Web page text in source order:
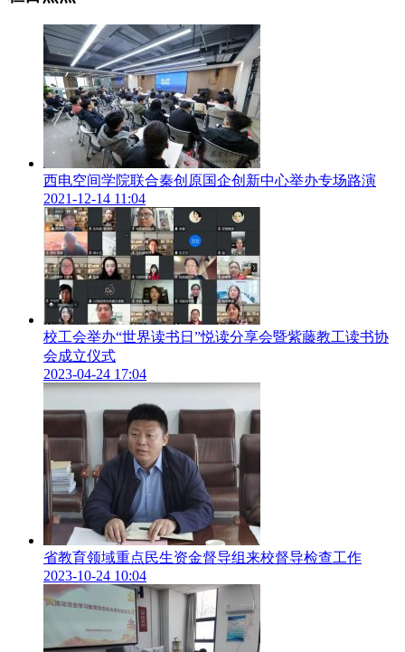
苏州产学研氛围良好、产业资源多元、创新创业投资活跃，为
青年创新创业人才保驾护航，把创新的“金点子”转变成发展
业，以赛事推动科技成果转化，发挥创业带动就业的倍增效
西安交大学子此次苏州行通过创业导师面对面、创业孵化器、
企业实地参观、项目汇报路演等多种渠道和途径，全方位感知
创新创业，零距离体验并实践创业梦想，点燃创新创业激情，
提高创新创业能力。
西电空间学院联合秦创原国企创新中心举办专场路演
2021-12-14 11:04
校工会举办“世界读书日”悦读分享会暨紫藤教工读书协
会成立仪式
2023-04-24 17:04
省教育领域重点民生资金督导组来校督导检查工作
2023-10-24 10:04